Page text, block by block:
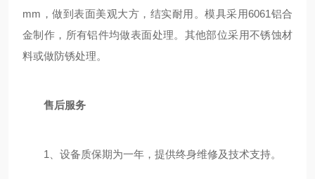
mm，做到表面美观大方，结实耐用。模具采用6061铝合
金制作，所有铝件均做表面处理。其他部位采用不锈蚀材
料或做防锈处理。
售后服务
1、设备质保期为一年，提供终身维修及技术支持。